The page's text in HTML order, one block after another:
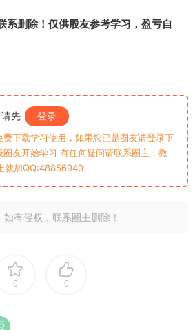
系删除！仅供股友参考学习，盈亏自
先 登录
下载学习使用，如果您已是圈友请登录下
友开始学习 有任何疑问请联系圈主，微
就加QQ:48856940
有侵权，联系圈主删除！
0 0